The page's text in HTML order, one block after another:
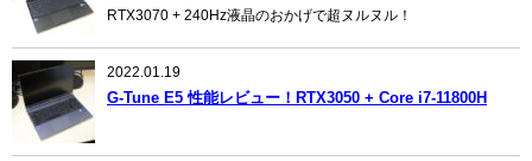
RTX3070 + 240Hz液晶のおかげで超ヌルヌル！
2022.01.19
G-Tune E5 性能レビュー！RTX3050 + Core i7-11800H